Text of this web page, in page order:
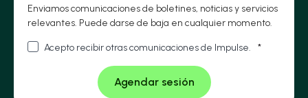
Enviamos comunicaciones de boletines, noticias y servicios
relevantes. Puede darse de baja en cualquier momento.
Acepto recibir otras comunicaciones de Impulse. *